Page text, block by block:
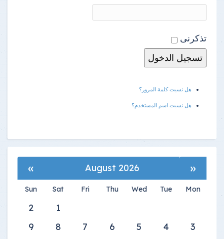
تذكرنى
هل نسيت كلمة المرور؟
هل نسيت اسم المستخدم؟
«
August 2026
»
Mon
Tue
Wed
Thu
Fri
Sat
Sun
1
2
3
4
5
6
7
8
9